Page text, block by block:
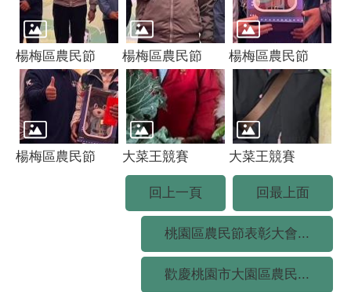
楊梅區農民節 楊梅區農民節 楊梅區農民節
楊梅區農民節 大菜王競賽 大菜王競賽
回上一頁 回最上面
桃園區農民節表彰大會...
歡慶桃園市大園區農民...